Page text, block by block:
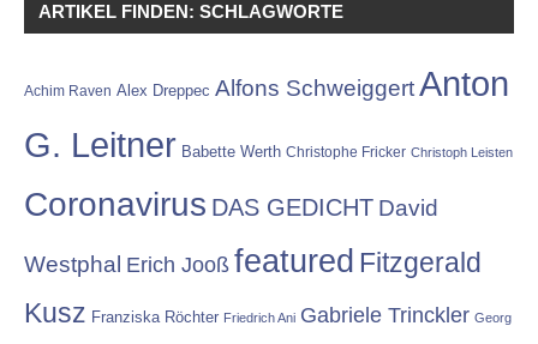
ARTIKEL FINDEN: SCHLAGWORTE
Achim Raven Alex Dreppec Alfons SchweiggertAnton
G. Leitner Babette Werth Christophe Fricker Christoph Leisten
Coronavirus DAS GEDICHT David
Westphal Erich Jooß featured Fitzgerald
Kusz Franziska Röchter Friedrich Ani Gabriele Trinckler Georg